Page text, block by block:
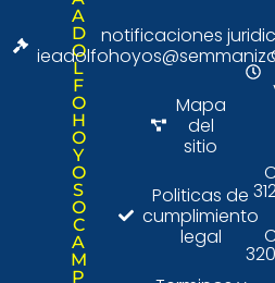
A
D
O
L
F
O
H
O
Y
O
S
O
C
A
M
P
notificaciones
Mapa
del
sitio
Politicas de
cumplimiento
legal